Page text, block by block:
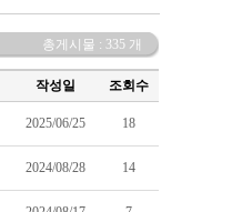
총게시물 : 335 개
작성일 조회수
2025/06/25 18
2024/08/28 14